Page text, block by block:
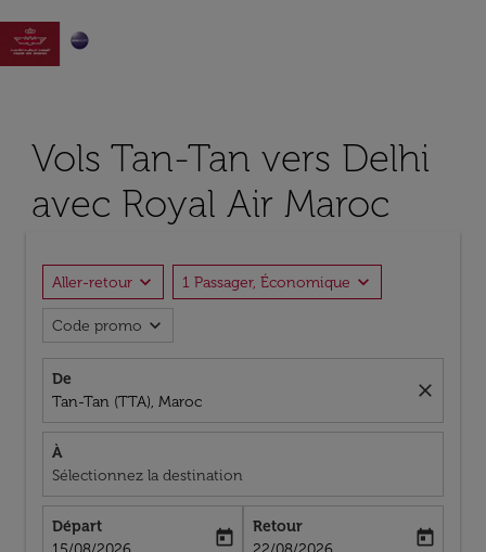

Vols Tan-Tan vers Delhi
avec Royal Air Maroc
Aller-retour expand_more 1 Passager, Économique expand_more
Code promo expand_more
De
Tan-Tan (TTA), Maroc
close
À
Sélectionnez la destination
Départ
fc-booking-departure-date-aria-label
today
Retour
fc-booking-return-date-aria-label
today